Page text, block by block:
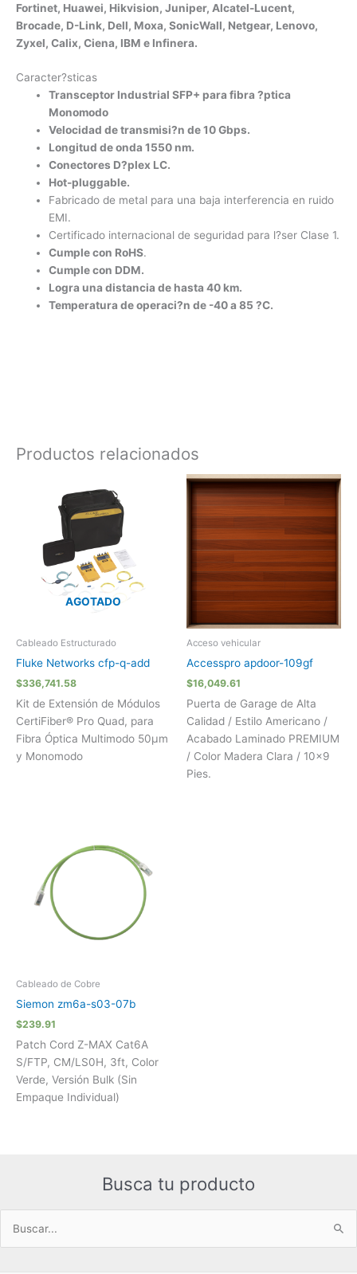
Fortinet, Huawei, Hikvision, Juniper, Alcatel-Lucent,
Brocade, D-Link, Dell, Moxa, SonicWall, Netgear, Lenovo,
Zyxel, Calix, Ciena, IBM e Infinera.
Caracter?sticas
Transceptor Industrial SFP+ para fibra ?ptica
Monomodo
Velocidad de transmisi?n de 10 Gbps.
Longitud de onda 1550 nm.
Conectores D?plex LC.
Hot-pluggable.
Fabricado de metal para una baja interferencia en ruido
EMI.
Certificado internacional de seguridad para l?ser Clase 1.
Cumple con RoHS.
Cumple con DDM.
Logra una distancia de hasta 40 km.
Temperatura de operaci?n de -40 a 85 ?C.
Productos relacionados
AGOTADO
Cableado Estructurado
Fluke Networks cfp-q-add
$336,741.58
Kit de Extensión de Módulos
CertiFiber® Pro Quad, para
Fibra Óptica Multimodo 50µm
y Monomodo
Acceso vehicular
Accesspro apdoor-109gf
$16,049.61
Puerta de Garage de Alta
Calidad / Estilo Americano /
Acabado Laminado PREMIUM
/ Color Madera Clara / 10×9
Pies.
Cableado de Cobre
Siemon zm6a-s03-07b
$239.91
Patch Cord Z-MAX Cat6A
S/FTP, CM/LS0H, 3ft, Color
Verde, Versión Bulk (Sin
Empaque Individual)
Busca tu producto
Buscar
por: